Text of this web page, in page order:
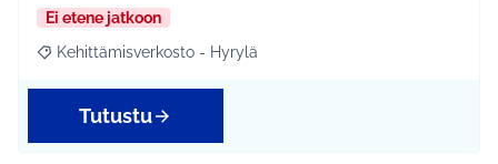
Ei etene jatkoon
Rajaa tulokset aihepiirin mukaan: Kehittämisverkosto - Hyrylä
Kehittämisverkosto - Hyrylä
Tutustu